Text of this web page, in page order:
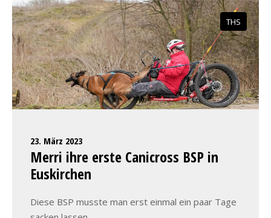
THS
23. März 2023
Merri ihre erste Canicross BSP in
Euskirchen
Diese BSP musste man erst einmal ein paar Tage